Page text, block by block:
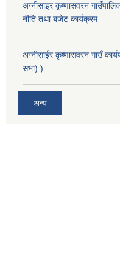
अग्नीसाइर कृष्णासवरन
नीति तथा बजेट कार्यक्रम
अग्नीसाईर कृष्णासवरन गाउँ
सभा) )
अन्य